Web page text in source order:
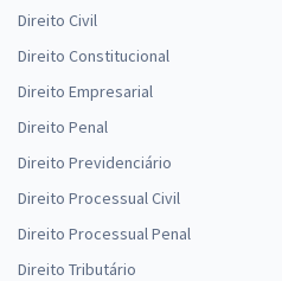
Direito Civil
Direito Constitucional
Direito Empresarial
Direito Penal
Direito Previdenciário
Direito Processual Civil
Direito Processual Penal
Direito Tributário